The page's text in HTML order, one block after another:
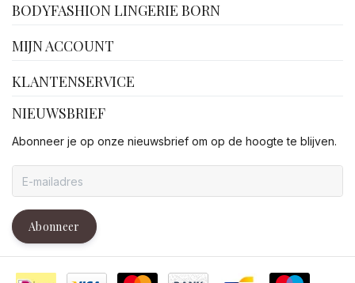
BODYFASHION LINGERIE BORN
MIJN ACCOUNT
KLANTENSERVICE
NIEUWSBRIEF
Abonneer je op onze nieuwsbrief om op de hoogte te blijven.
Abonneer